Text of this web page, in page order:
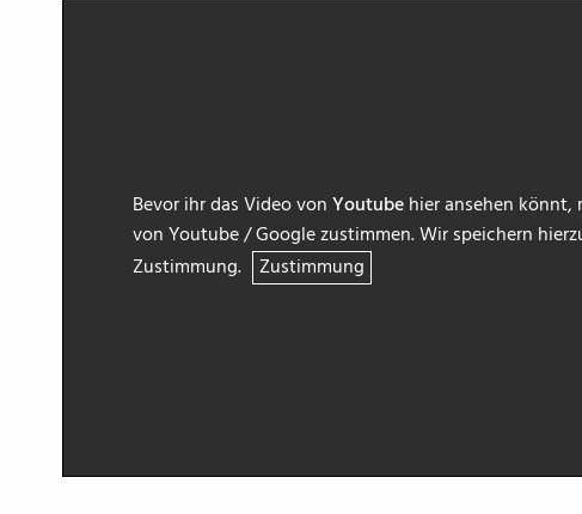
Bevor ihr das Video vonYoutubehier ansehen könnt,
von Youtube / Google zustimmen. Wir speichern
Zustimmung. Zustimmung